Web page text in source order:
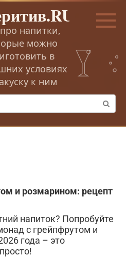
напитки,
можно
в
условиях
к ним
и розмарином: рецепт
напиток? Попробуйте
с грейпфрутом и
года – это